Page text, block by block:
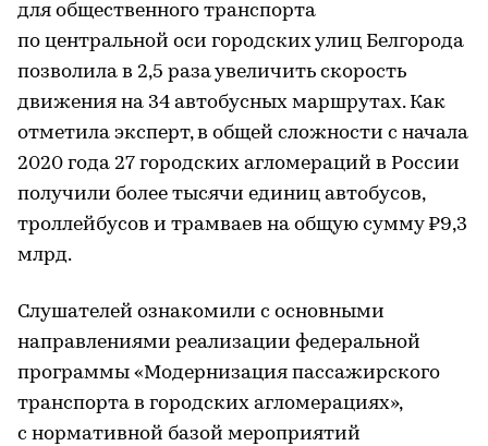
для общественного транспорта
по центральной оси городских улиц Белгорода
позволила в 2,5 раза увеличить скорость
движения на 34 автобусных маршрутах. Как
отметила эксперт, в общей сложности с начала
2020 года 27 городских агломераций в России
получили более тысячи единиц автобусов,
троллейбусов и трамваев на общую сумму ₽9,3
млрд.
Слушателей ознакомили с основными
направлениями реализации федеральной
программы «Модернизация пассажирского
транспорта в городских агломерациях»,
с нормативной базой мероприятий